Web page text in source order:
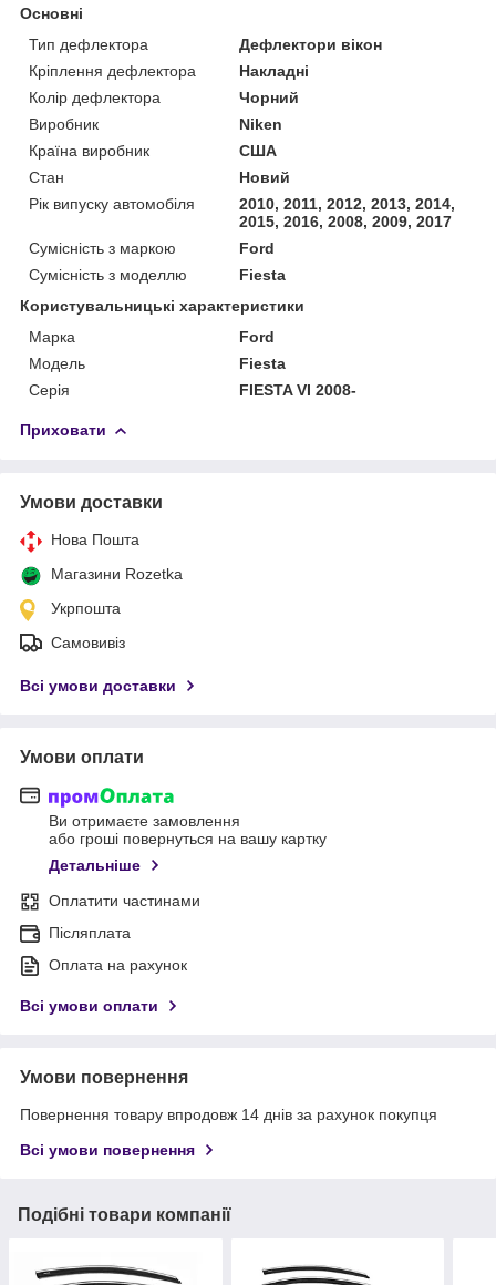
Основні
Тип дефлектора
Дефлектори вікон
Кріплення дефлектора
Накладні
Колір дефлектора
Чорний
Виробник
Niken
Країна виробник
США
Стан
Новий
Рік випуску автомобіля
2010, 2011, 2012, 2013, 2014,
2015, 2016, 2008, 2009, 2017
Сумісність з маркою
Ford
Сумісність з моделлю
Fiesta
Користувальницькі характеристики
Марка
Ford
Модель
Fiesta
Серія
FIESTA VI 2008-
Приховати
Умови доставки
Нова Пошта
Магазини Rozetka
Укрпошта
Самовивіз
Всі умови доставки
Умови оплати
Ви отримаєте замовлення
або гроші повернуться на вашу картку
Детальніше
Оплатити частинами
Післяплата
Оплата на рахунок
Всі умови оплати
Умови повернення
Повернення товару впродовж 14 днів за рахунок покупця
Всі умови повернення
Подібні товари компанії